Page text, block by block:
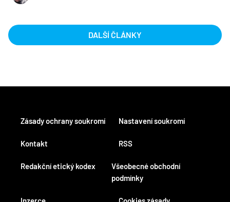
DALŠÍ ČLÁNKY
Kontakt
Redakční etický kodex
RSS
Všeobecné obchodní
podmínky
Zásady ochrany soukromí Nastavení soukromí